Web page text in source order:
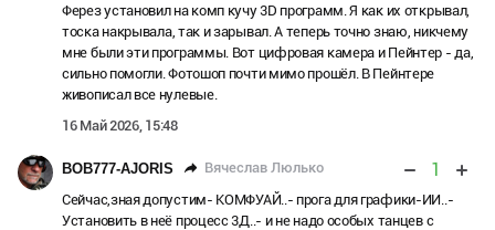
Ферез установил на комп кучу 3D программ. Я как их открывал,
тоска накрывала, так и зарывал. А теперь точно знаю, никчему
мне были эти программы. Вот цифровая камера и Пейнтер - да,
сильно помогли. Фотошоп почти мимо прошёл. В Пейнтере
живописал все нулевые.
16 Май 2026, 15:48
BOB777-AJORIS Вячеслав Люлько 1
Сейчас,зная допустим- КОМФУАЙ..- прога для графики-ИИ..-
Установить в неё процесс 3Д..- и не надо особых танцев с